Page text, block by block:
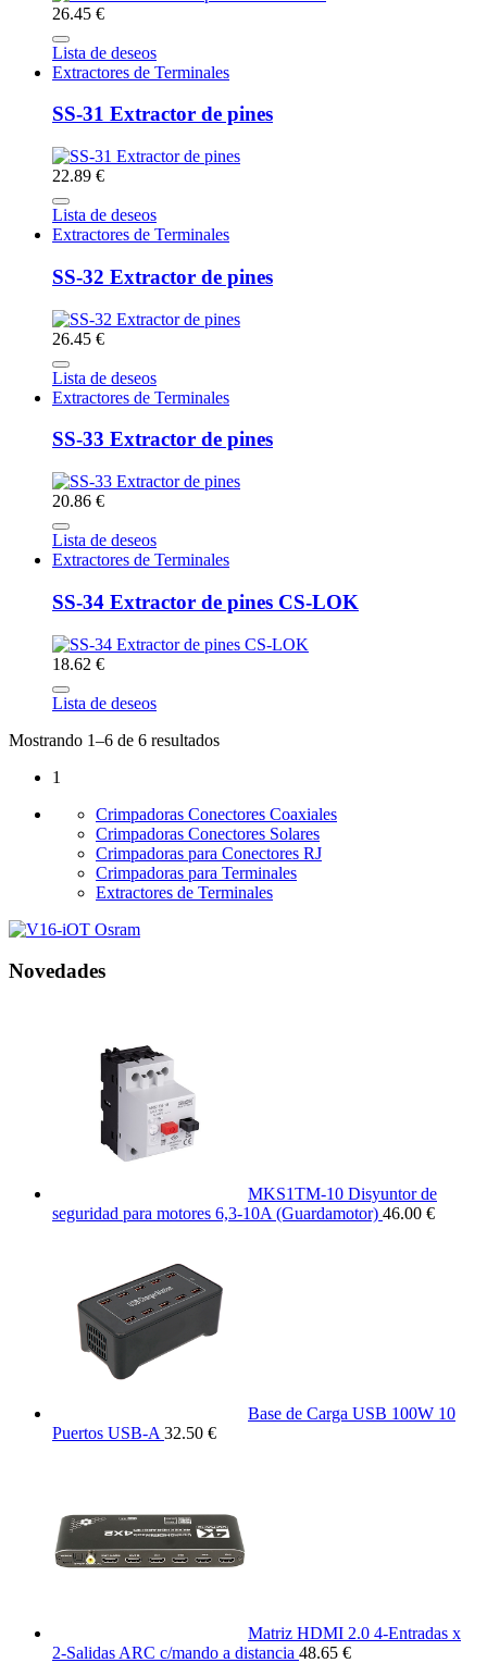
26.45 €
Lista de deseos
Extractores de Terminales
SS-31 Extractor de pines
22.89 €
Lista de deseos
Extractores de Terminales
SS-32 Extractor de pines
26.45 €
Lista de deseos
Extractores de Terminales
SS-33 Extractor de pines
20.86 €
Lista de deseos
Extractores de Terminales
SS-34 Extractor de pines CS-LOK
18.62 €
Lista de deseos
Mostrando 1–6 de 6 resultados
1
Crimpadoras Conectores Coaxiales
Crimpadoras Conectores Solares
Crimpadoras para Conectores RJ
Crimpadoras para Terminales
Extractores de Terminales
Novedades
MKS1TM-10 Disyuntor de
seguridad para motores 6,3-10A (Guardamotor) 46.00 €
Base de Carga USB 100W 10
Puertos USB-A 32.50 €
Matriz HDMI 2.0 4-Entradas x
2-Salidas ARC c/mando a distancia 48.65 €